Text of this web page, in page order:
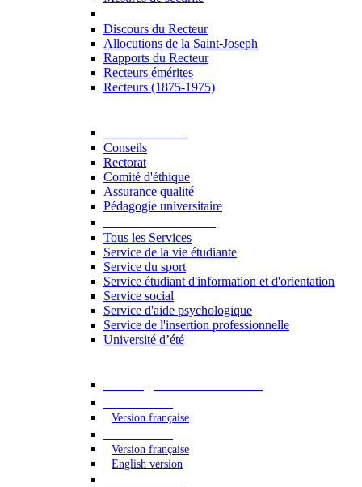
Discours du Recteur
Allocutions de la Saint-Joseph
Rapports du Recteur
Recteurs émérites
Recteurs (1875-1975)
Conseils
Rectorat
Comité d'éthique
Assurance qualité
Pédagogie universitaire
Tous les Services
Service de la vie étudiante
Service du sport
Service étudiant d'information et d'orientation
Service social
Service d'aide psychologique
Service de l'insertion professionnelle
Université d’été
Version française
Version française
English version